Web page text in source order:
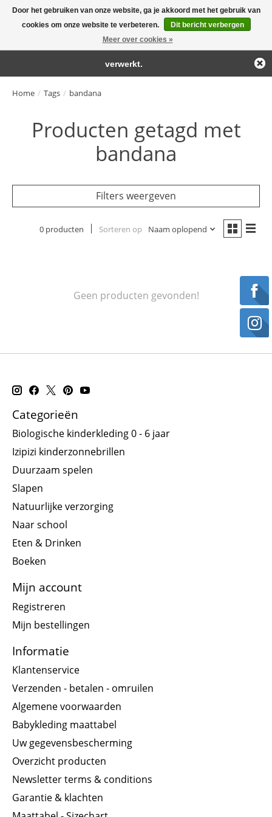
Large selection of products and fast shipping!
Home / Tags / bandana
Producten getagd met
bandana
Filters weergeven
0 producten Sorteren op Naam oplopend
Geen producten gevonden!
Categorieën
Biologische kinderkleding 0 - 6 jaar
Izipizi kinderzonnebrillen
Duurzaam spelen
Slapen
Natuurlijke verzorging
Naar school
Eten & Drinken
Boeken
Mijn account
Registreren
Mijn bestellingen
Informatie
Klantenservice
Verzenden - betalen - omruilen
Algemene voorwaarden
Babykleding maattabel
Uw gegevensbescherming
Overzicht producten
Newsletter terms & conditions
Garantie & klachten
Door het gebruiken van onze website, ga je akkoord met het gebruik van
cookies om onze website te verbeteren.
Dit bericht verbergen
Meer over cookies »
← Keer terug naar de backofficeDeze winkel is in aanbouw.
Eventueel geplaatste orders zullen niet worden gehonoreerd of
verwerkt.